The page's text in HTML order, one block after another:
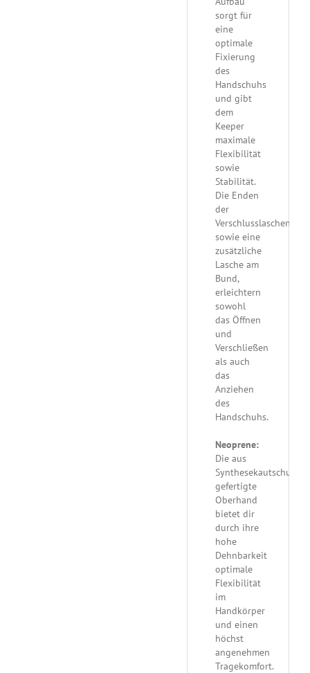
sorgt für
eine
optimale
Fixierung
des
Handschuhs
und gibt
dem
Keeper
maximale
Flexibilität
sowie
Stabilität.
Die Enden
der
Verschlusslaschen,
sowie eine
zusätzliche
Lasche am
Bund,
erleichtern
sowohl
das Öffnen
und
Verschließen
als auch
das
Anziehen
des
Handschuhs.
Neoprene:
Die aus
Synthesekautschuk
gefertigte
Oberhand
bietet dir
durch ihre
hohe
Dehnbarkeit
optimale
Flexibilität
im
Handkörper
und einen
höchst
angenehmen
Tragekomfort.